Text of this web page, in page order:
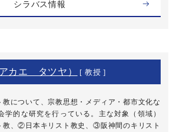
シラバス情報
カエ タツヤ） [ 教授 ]
について、宗教思想・メディア・都市文化な
学的な研究を行っている。主な対象（領域）
、②日本キリスト教史、③阪神間のキリスト